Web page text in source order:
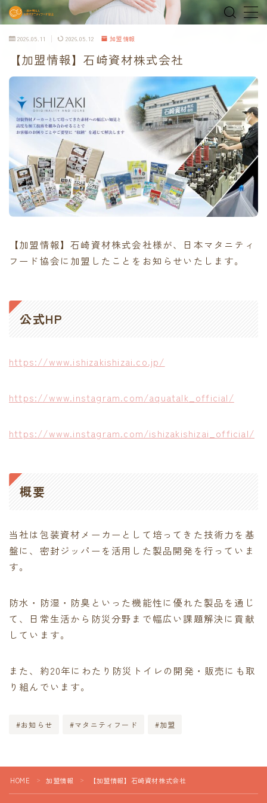
MENU
about
MEDIA & NEWS
shop
オンラインショップ
Tokyo Family Marche 府中店
2026.05.11 2026.05.12 加盟情報
【加盟情報】石崎資材株式会社
【加盟情報】石崎資材株式会社様が、日本マタニティ
フード協会に加盟したことをお知らせいたします。
公式HP
https://www.ishizakishizai.co.jp/
https://www.instagram.com/aquatalk_official/
https://www.instagram.com/ishizakishizai_official/
概要
当社は包装資材メーカーとして培ってきた技術力を基
盤に、密封ジッパーを活用した製品開発を行っていま
す。
防水・防湿・防臭といった機能性に優れた製品を通じ
て、日常生活から防災分野まで幅広い課題解決に貢献
しています。
また、約20年にわたり防災トイレの開発・販売にも取
り組んでいます。
#お知らせ #マタニティフード #加盟
HOME ＞ 加盟情報 ＞ 【加盟情報】石崎資材株式会社